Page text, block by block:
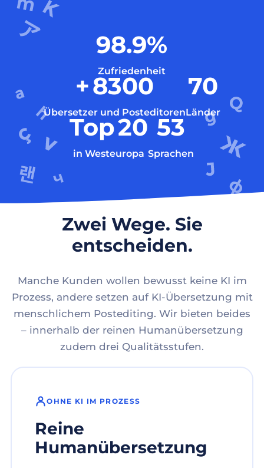
98.9%
Zufriedenheit
+8300
Übersetzer und Posteditoren
70
Länder
Top20
in Westeuropa
53
Sprachen
Zwei Wege. Sie
entscheiden.
Manche Kunden wollen bewusst keine KI im
Prozess, andere setzen auf KI-Übersetzung mit
menschlichem Postediting. Wir bieten beides
– innerhalb der reinen Humanübersetzung
zudem drei Qualitätsstufen.
OHNE KI IM PROZESS
Reine
Humanübersetzung